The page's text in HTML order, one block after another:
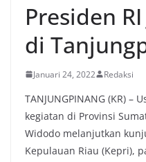
Presiden
di
Januari 24, 2022 Redaksi
TANJUNGPINANG (KR) –
kegiatan di Provinsi
Widodo melanjutkan
Kepulauan Riau (Kepri),